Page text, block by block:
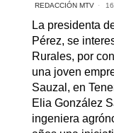
REDACCIÓN MTV
La presidenta
Pérez, se
Rurales, por
una joven
Sauzal, en
Elia González
ingeniera